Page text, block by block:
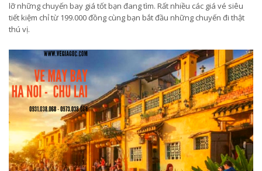
lỡ những chuyến bay giá tốt bạn đang tìm. Rất nhiều các giá vé siêu
tiết kiệm chỉ từ 199.000 đồng cùng bạn bắt đầu những chuyến đi thật
thú vị.